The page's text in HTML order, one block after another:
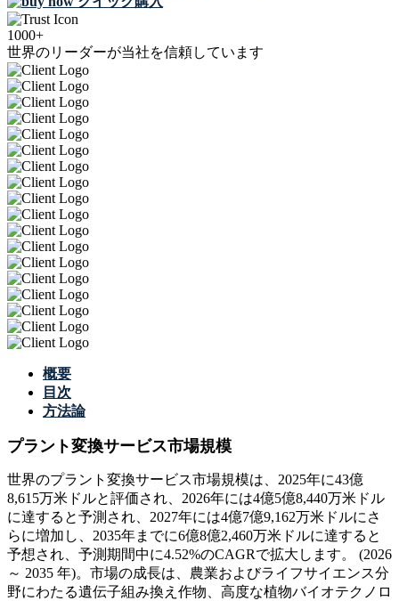
1000+
世界のリーダーが当社を信頼しています
概要
目次
方法論
プラント変換サービス市場規模
世界のプラント変換サービス市場規模は、2025年に43億
8,615万米ドルと評価され、2026年には4億5億8,440万米ドル
に達すると予測され、2027年には4億7億9,162万米ドルにさ
らに増加し、2035年までに6億8億2,460万米ドルに達すると
予想され、予測期間中に4.52%のCAGRで拡大します。 (2026
～ 2035 年)。市場の成長は、農業およびライフサイエンス分
野にわたる遺伝子組み換え作物、高度な植物バイオテクノロ